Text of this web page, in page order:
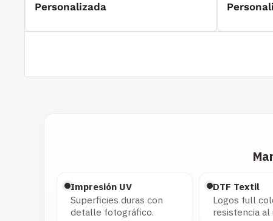
Personalizada
Impresión UV
Superficies duras con
detalle fotográfico.
DTF Textil
Logos full
resistencia al